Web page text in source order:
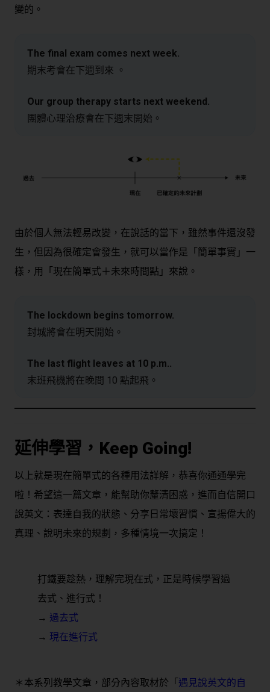
變的。
The final exam comes next week.
期末考會在下週到來 。
Our group therapy starts next weekend.
團體心理治療會在下週末開始。
由於個人無法輕易改變，在說話的當下，雖然事件還沒發
生，但因為很確定會發生，就可以當作是「簡單事實」一
樣，用「現在簡單式＋未來時間點」來說。
The lockdown begins tomorrow.
封城將會在明天開始。
The last flight leaves at 10 p.m..
末班飛機將在晚間 10 點起飛。
延伸學習，Keep Going!
以上就是現在簡單式的各種用法詳解，恭喜你通通學完
啦！希望這一篇文章，能幫助你釐清困惑，進而自信開口
說英文：表達自我的狀態、分享日常壞習慣、宣揚偉大的
真理、說明未來的規劃，多種情境一次搞定！
打鐵要趁熱，理解完現在式，正是時候學習過
去式、進行式！
→ 過去式
→ 現在進行式
＊本系列教學文章，部分內容取材於 「 遇見說英文的自